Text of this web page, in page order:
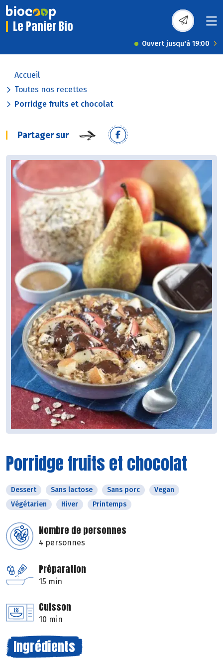
Le Panier Bio
Ouvert jusqu'à 19:00
Accueil
Toutes nos recettes
Porridge fruits et chocolat
Partager sur
Porridge fruits et chocolat
Dessert Sans lactose Sans porc
Vegan
Végétarien
Hiver Printemps
Nombre de personnes
4 personnes
Préparation
15 min
Cuisson
10 min
Ingrédients